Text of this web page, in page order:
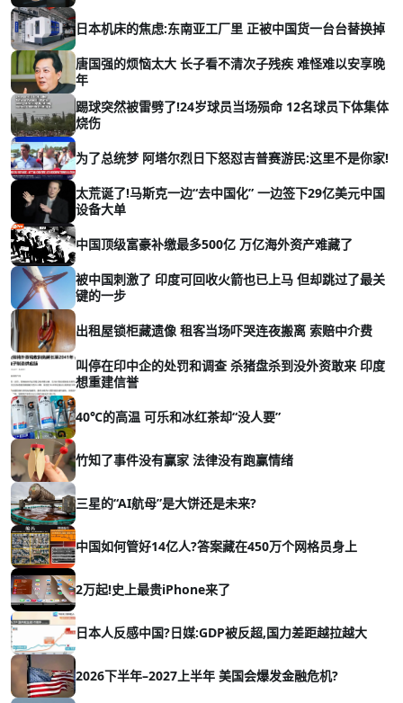
日本机床的焦虑:东南亚工厂里 正被中国货一台台替换掉
唐国强的烦恼太大 长子看不清次子残疾 难怪难以安享晚
年
踢球突然被雷劈了!24岁球员当场殒命 12名球员下体集体
烧伤
为了总统梦 阿塔尔烈日下怒怼吉普赛游民:这里不是你家!
太荒诞了!马斯克一边“去中国化” 一边签下29亿美元中国
设备大单
中国顶级富豪补缴最多500亿 万亿海外资产难藏了
被中国刺激了 印度可回收火箭也已上马 但却跳过了最关
键的一步
出租屋锁柜藏遗像 租客当场吓哭连夜搬离 索赔中介费
叫停在印中企的处罚和调查 杀猪盘杀到没外资敢来 印度
想重建信誉
40℃的高温 可乐和冰红茶却“没人要”
竹知了事件没有赢家 法律没有跑赢情绪
三星的“AI航母”是大饼还是未来?
中国如何管好14亿人?答案藏在450万个网格员身上
2万起!史上最贵iPhone来了
日本人反感中国?日媒:GDP被反超,国力差距越拉越大
2026下半年–2027上半年 美国会爆发金融危机?